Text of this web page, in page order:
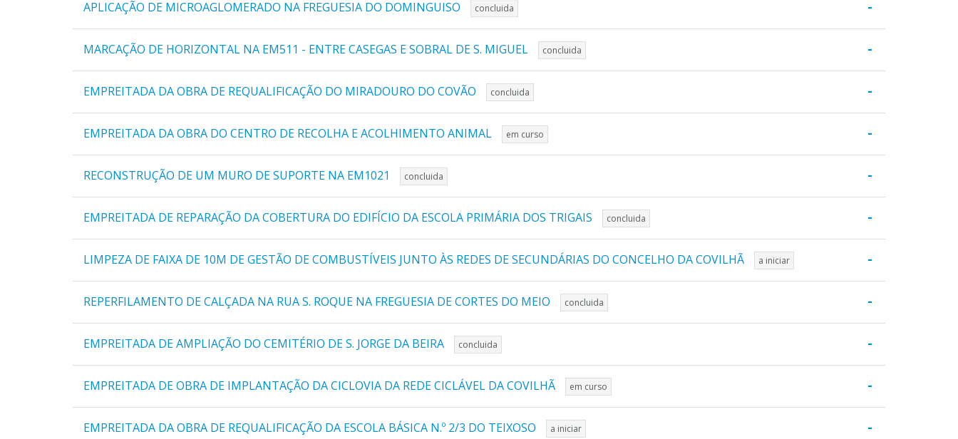
-
APLICAÇÃO DE MICROAGLOMERADO NA FREGUESIA DO DOMINGUISO concluida
-
MARCAÇÃO DE HORIZONTAL NA EM511 - ENTRE CASEGAS E SOBRAL DE S. MIGUEL concluida
-
EMPREITADA DA OBRA DE REQUALIFICAÇÃO DO MIRADOURO DO COVÃO concluida
-
EMPREITADA DA OBRA DO CENTRO DE RECOLHA E ACOLHIMENTO ANIMAL em curso
-
RECONSTRUÇÃO DE UM MURO DE SUPORTE NA EM1021 concluida
-
EMPREITADA DE REPARAÇÃO DA COBERTURA DO EDIFÍCIO DA ESCOLA PRIMÁRIA DOS TRIGAIS concluida
-
LIMPEZA DE FAIXA DE 10M DE GESTÃO DE COMBUSTÍVEIS JUNTO ÀS REDES DE SECUNDÁRIAS DO CONCELHO DA COVILHÃ a iniciar
-
REPERFILAMENTO DE CALÇADA NA RUA S. ROQUE NA FREGUESIA DE CORTES DO MEIO concluida
-
EMPREITADA DE AMPLIAÇÃO DO CEMITÉRIO DE S. JORGE DA BEIRA concluida
-
EMPREITADA DE OBRA DE IMPLANTAÇÃO DA CICLOVIA DA REDE CICLÁVEL DA COVILHÃ em curso
-
EMPREITADA DA OBRA DE REQUALIFICAÇÃO DA ESCOLA BÁSICA N.º 2/3 DO TEIXOSO a iniciar